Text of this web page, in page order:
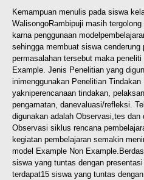
Kemampuan menulis pada siswa
WalisongoRambipuji masih
karna penggunaan model
sehingga membuat siswa cenderung
permasalahan tersebut maka peneliti
Example. Jenis Penelitian yang
inimenggunakan Penelitian
yakniperencanaan tindakan,
pengamatan, danevaluasi/refleksi.
digunakan adalah Observasi, tes dan
Observasi siklus rencana
kegiatan pembelajaran semakin
model Example Non
siswa yang tuntas dengan
terdapat15 siswa yang tuntas